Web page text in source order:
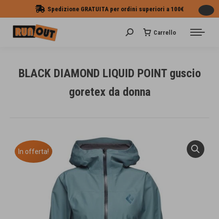
Spedizione GRATUITA per ordini superiori a 100€
Cerca: Carrello
BLACK DIAMOND LIQUID POINT guscio
goretex da donna
In offerta!